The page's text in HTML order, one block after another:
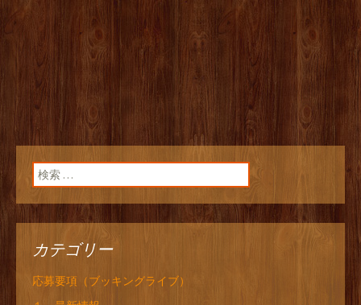
検索:
カテゴリー
応募要項（ブッキングライブ）